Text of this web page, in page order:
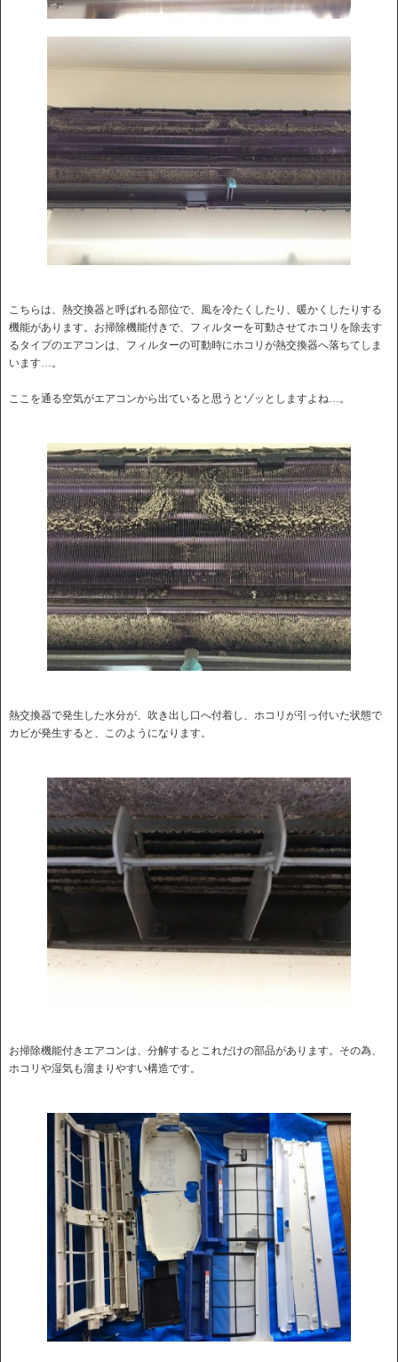
こちらは、熱交換器と呼ばれる部位で、風を冷たくしたり、暖かくしたりする
機能があります。お掃除機能付きで、フィルターを可動させてホコリを除去す
るタイプのエアコンは、フィルターの可動時にホコリが熱交換器へ落ちてしま
います…。
ここを通る空気がエアコンから出ていると思うとゾッとしますよね…。
熱交換器で発生した水分が、吹き出し口へ付着し、ホコリが引っ付いた状態で
カビが発生すると、このようになります。
お掃除機能付きエアコンは、分解するとこれだけの部品があります。その為、
ホコリや湿気も溜まりやすい構造です。